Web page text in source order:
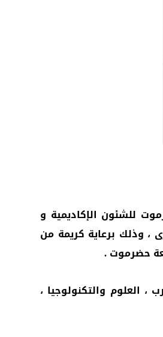
للشئون الإكاديمية و
، وذلك برعاية كريمة من
حضرموت .
، العرب ، العلوم والتكنولوجيا ،